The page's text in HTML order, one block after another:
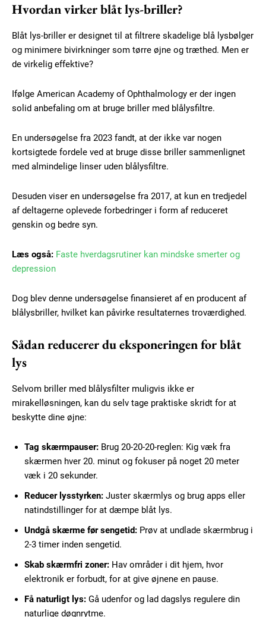
Subscription Plans
Free limited access
Gratis / forever
Etiam est nibh, lobortis sit
Praesent euismod ac
Ut mollis pellentesque tortor
Donec quis est ac felis
Orci varius natoque dolor
Hvordan virker blåt lys-briller?
Blåt lys-briller er designet til at filtrere skadelige blå lysbølger
og minimere bivirkninger som tørre øjne og træthed. Men er
de virkelig effektive?
Ifølge American Academy of Ophthalmology er der ingen
solid anbefaling om at bruge briller med blålysfiltre.
En undersøgelse fra 2023 fandt, at der ikke var nogen
kortsigtede fordele ved at bruge disse briller sammenlignet
med almindelige linser uden blålysfiltre.
Desuden viser en undersøgelse fra 2017, at kun en tredjedel
af deltagerne oplevede forbedringer i form af reduceret
genskin og bedre syn.
Læs også: Faste hverdagsrutiner kan mindske smerter og
depression
Dog blev denne undersøgelse finansieret af en producent af
blålysbriller, hvilket kan påvirke resultaternes troværdighed.
Sådan reducerer du eksponeringen for blåt
lys
Selvom briller med blålysfilter muligvis ikke er
mirakelløsningen, kan du selv tage praktiske skridt for at
beskytte dine øjne:
Tag skærmpauser: Brug 20-20-20-reglen: Kig væk fra
skærmen hver 20. minut og fokuser på noget 20 meter
væk i 20 sekunder.
Reducer lysstyrken: Juster skærmlys og brug apps eller
natindstillinger for at dæmpe blåt lys.
Undgå skærme før sengetid: Prøv at undlade skærmbrug i
2-3 timer inden sengetid.
Skab skærmfri zoner: Hav områder i dit hjem, hvor
elektronik er forbudt, for at give øjnene en pause.
Få naturligt lys: Gå udenfor og lad dagslys regulere din
naturlige døgnrytme.